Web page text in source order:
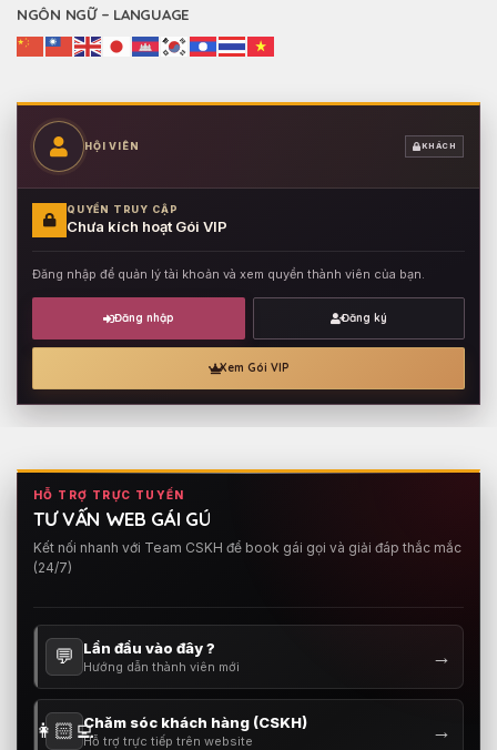
NGÔN NGỮ – LANGUAGE
HỘI VIÊN KHÁCH
QUYỀN TRUY CẬP
Chưa kích hoạt Gói VIP
Đăng nhập để quản lý tài khoản và xem quyền thành viên của bạn.
Đăng nhập Đăng ký
Xem Gói VIP
HỖ TRỢ TRỰC TUYẾN
TƯ VẤN WEB GÁI GÚ
Kết nối nhanh với Team CSKH để book gái gọi và giải đáp thắc mắc
(24/7)
💬 Lần đầu vào đây ?
Hướng dẫn thành viên mới →
👩🏻‍💻Chăm sóc khách hàng (CSKH)
Hỗ trợ trực tiếp trên website →